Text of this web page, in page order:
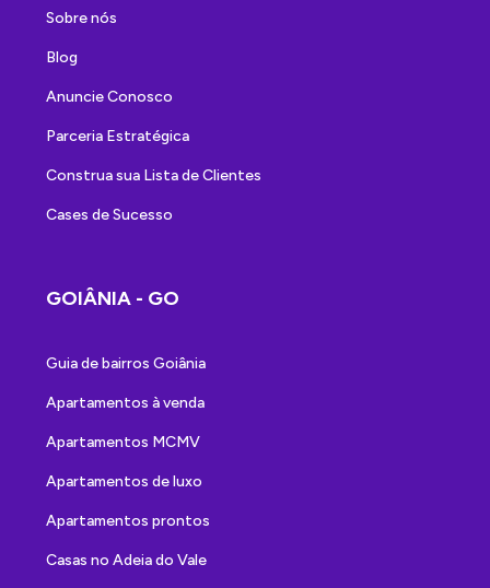
Sobre nós
Blog
Anuncie Conosco
Parceria Estratégica
Construa sua Lista de Clientes
Cases de Sucesso
GOIÂNIA - GO
Guia de bairros Goiânia
Apartamentos à venda
Apartamentos MCMV
Apartamentos de luxo
Apartamentos prontos
Casas no Adeia do Vale